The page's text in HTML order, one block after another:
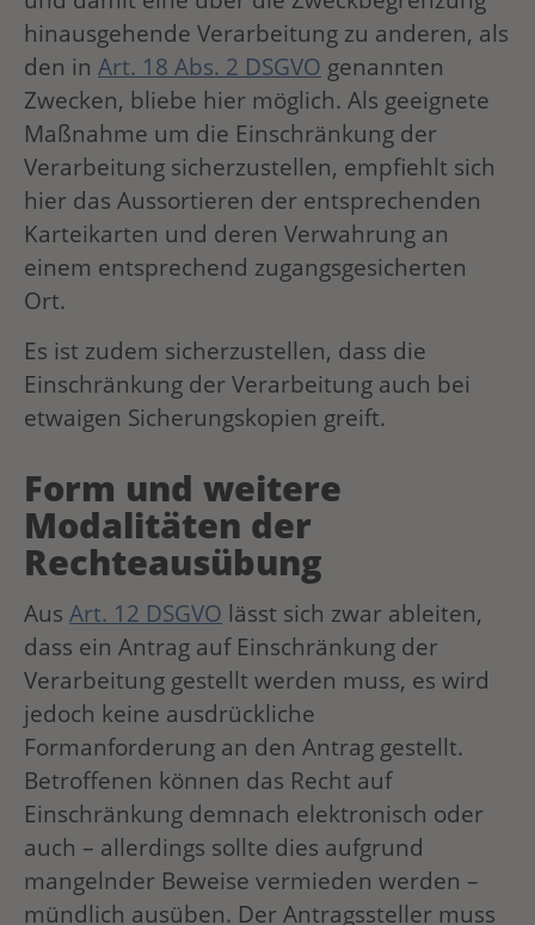
hinausgehende Verarbeitung zu anderen, als
den in Art. 18 Abs. 2 DSGVO genannten
Zwecken, bliebe hier möglich. Als geeignete
Maßnahme um die Einschränkung der
Verarbeitung sicherzustellen, empfiehlt sich
hier das Aussortieren der entsprechenden
Karteikarten und deren Verwahrung an
einem entsprechend zugangsgesicherten
Ort.
Es ist zudem sicherzustellen, dass die
Einschränkung der Verarbeitung auch bei
etwaigen Sicherungskopien greift.
Form und weitere
Modalitäten der
Rechteausübung
Aus Art. 12 DSGVO lässt sich zwar ableiten,
dass ein Antrag auf Einschränkung der
Verarbeitung gestellt werden muss, es wird
jedoch keine ausdrückliche
Formanforderung an den Antrag gestellt.
Betroffenen können das Recht auf
Einschränkung demnach elektronisch oder
auch – allerdings sollte dies aufgrund
mangelnder Beweise vermieden werden –
mündlich ausüben. Der Antragssteller muss